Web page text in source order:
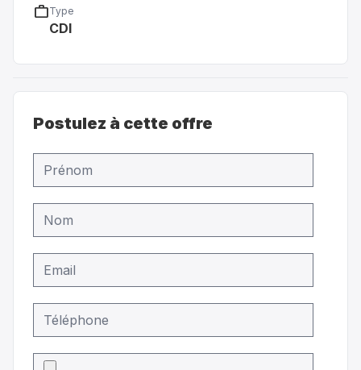
workType
CDI
Postulez à cette offre